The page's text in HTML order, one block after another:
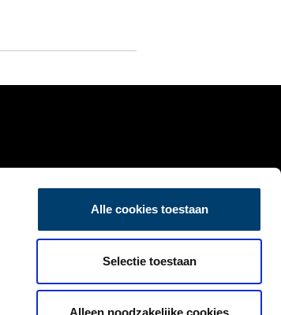
Alle cookies toestaan
Selectie toestaan
Alleen noodzakelijke cookies